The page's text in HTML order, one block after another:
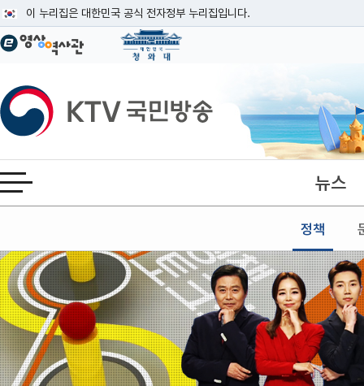
이 누리집은 대한민국 공식 전자정부 누리집입니다.
공식 누리집 주소 확인하기
이밖에 or.kr 또는 .kr등 다른 도메인 주소를 사용하고 있다면 아래 URL에서
운영중인 공식 누리집보기
KTV국민방송
전체메뉴 열기 뉴스
정책
본문